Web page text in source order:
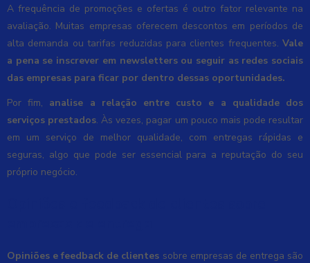
A frequência de promoções e ofertas é outro fator relevante na
avaliação. Muitas empresas oferecem descontos em períodos de
alta demanda ou tarifas reduzidas para clientes frequentes. Vale
a pena se inscrever em newsletters ou seguir as redes sociais
das empresas para ficar por dentro dessas oportunidades.
Por fim, analise a relação entre custo e a qualidade dos
serviços prestados. Às vezes, pagar um pouco mais pode resultar
em um serviço de melhor qualidade, com entregas rápidas e
seguras, algo que pode ser essencial para a reputação do seu
próprio negócio.
Opiniões e feedback de clientes sobre empresas de entrega são